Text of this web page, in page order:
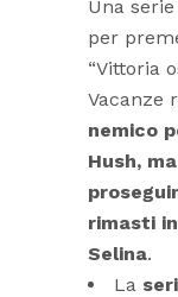
Una
per
“Vittoria
Vacanze
nemico
Hush,
rimasti
Selina.
La